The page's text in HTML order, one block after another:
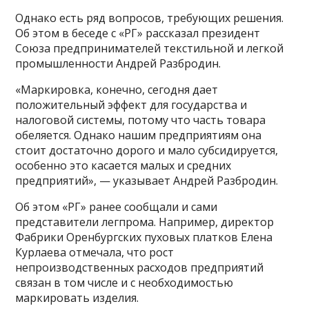
Однако есть ряд вопросов, требующих решения.
Об этом в беседе с «РГ» рассказал президент
Союза предпринимателей текстильной и легкой
промышленности Андрей Разбродин.
«Маркировка, конечно, сегодня дает
положительный эффект для государства и
налоговой системы, потому что часть товара
обеляется. Однако нашим предприятиям она
стоит достаточно дорого и мало субсидируется,
особенно это касается малых и средних
предприятий», — указывает Андрей Разбродин.
Об этом «РГ» ранее сообщали и сами
представители легпрома. Например, директор
Фабрики Оренбургских пуховых платков Елена
Курлаева отмечала, что рост
непроизводственных расходов предприятий
связан в том числе и с необходимостью
маркировать изделия.